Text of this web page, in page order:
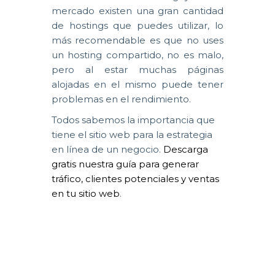
mercado existen una gran cantidad
de hostings que puedes utilizar, lo
más recomendable es que no uses
un hosting compartido, no es malo,
pero al estar muchas páginas
alojadas en el mismo puede tener
problemas en el rendimiento.
Todos sabemos la importancia que
tiene el sitio web para la estrategia
en línea de un negocio. Descarga
gratis nuestra guía para generar
tráfico, clientes potenciales y ventas
en tu sitio web.